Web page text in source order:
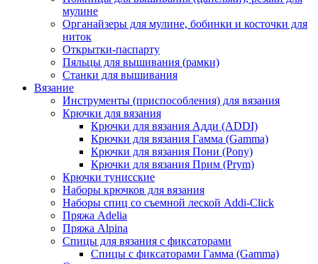
мулине
Органайзеры для мулине, бобинки и косточки для
ниток
Открытки-паспарту
Пяльцы для вышивания (рамки)
Станки для вышивания
Вязание
Инструменты (приспособления) для вязания
Крючки для вязания
Крючки для вязания Адди (ADDI)
Крючки для вязания Гамма (Gamma)
Крючки для вязания Пони (Pony)
Крючки для вязания Прим (Prym)
Крючки тунисские
Наборы крючков для вязания
Наборы спиц со съемной леской Addi-Click
Пряжа Adelia
Пряжа Alpina
Спицы для вязания с фиксаторами
Спицы с фиксаторами Гамма (Gamma)